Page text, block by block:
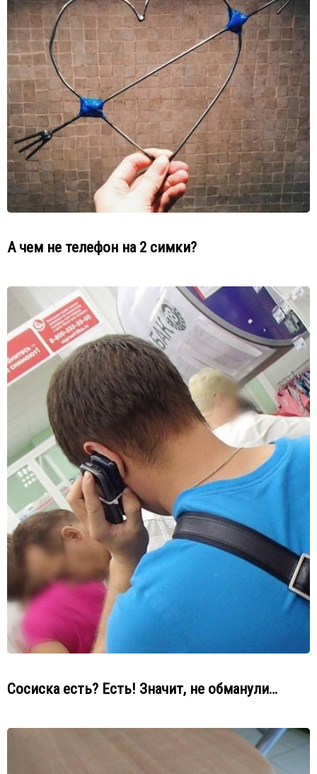
А чем не телефон на 2 симки?
Сосиска есть? Есть! Значит, не обманули…